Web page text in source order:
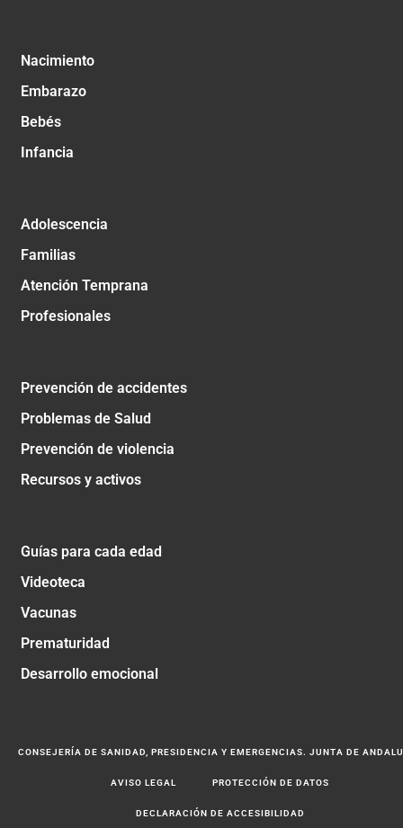
Nacimiento
Embarazo
Bebés
Infancia
Adolescencia
Familias
Atención Temprana
Profesionales
Prevención de accidentes
Problemas de Salud
Prevención de violencia
Recursos y activos
Guías para cada edad
Videoteca
Vacunas
Prematuridad
Desarrollo emocional
CONSEJERÍA DE SANIDAD, PRESIDENCIA Y EMERGENCIAS. JUNTA DE
AVISO LEGAL PROTECCIÓN DE DATOS
DECLARACIÓN DE ACCESIBILIDAD